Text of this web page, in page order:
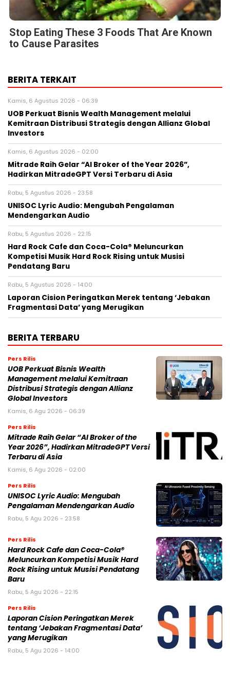
Stop Eating These 3 Foods That Are Known
to Cause Parasites
BERITA TERKAIT
Kamis, 6 Agustus 2026 - 06:39
UOB Perkuat Bisnis Wealth Management melalui
Kemitraan Distribusi Strategis dengan Allianz Global
Investors
Kamis, 6 Agustus 2026 - 02:00
Mitrade Raih Gelar “AI Broker of the Year 2026”,
Hadirkan MitradeGPT Versi Terbaru di Asia
Rabu, 5 Agustus 2026 - 23:58
UNISOC Lyric Audio: Mengubah Pengalaman
Mendengarkan Audio
Rabu, 5 Agustus 2026 - 22:15
Hard Rock Cafe dan Coca-Cola® Meluncurkan
Kompetisi Musik Hard Rock Rising untuk Musisi
Pendatang Baru
Rabu, 5 Agustus 2026 - 14:00
Laporan Cision Peringatkan Merek tentang ‘Jebakan
Fragmentasi Data’ yang Merugikan
BERITA TERBARU
Pers Rilis
UOB Perkuat Bisnis Wealth
Management melalui Kemitraan
Distribusi Strategis dengan Allianz
Global Investors
Kamis, 6 Agu 2026 - 06:39
Pers Rilis
Mitrade Raih Gelar “AI Broker of the
Year 2026”, Hadirkan MitradeGPT Versi
Terbaru di Asia
Kamis, 6 Agu 2026 - 02:00
Pers Rilis
UNISOC Lyric Audio: Mengubah
Pengalaman Mendengarkan Audio
Rabu, 5 Agu 2026 - 23:58
Pers Rilis
Hard Rock Cafe dan Coca-Cola®
Meluncurkan Kompetisi Musik Hard
Rock Rising untuk Musisi Pendatang
Baru
Rabu, 5 Agu 2026 - 22:15
Pers Rilis
Laporan Cision Peringatkan Merek
tentang ‘Jebakan Fragmentasi Data’
yang Merugikan
Rabu, 5 Agu 2026 - 14:00